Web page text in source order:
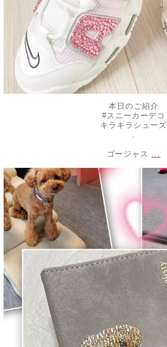
本日のご紹介
#スニーカーデコ
キラキラシューズ
.
ゴージャス ...
decojewelrymahalo
1月 4